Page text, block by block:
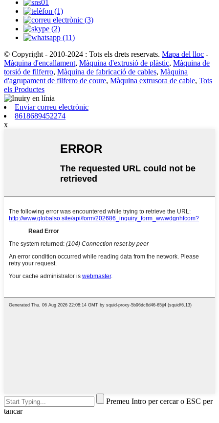
© Copyright - 2010-2024 : Tots els drets reservats. Mapa del lloc -
Màquina d'encallament, Màquina d'extrusió de plàstic, Màquina de
torsió de filferro, Màquina de fabricació de cables, Màquina
d'agrupament de filferro de coure, Màquina extrusora de cable, Tots
els Productes
Enviar correu electrònic
8618689452274
x
Premeu Intro per cercar o ESC per
tancar